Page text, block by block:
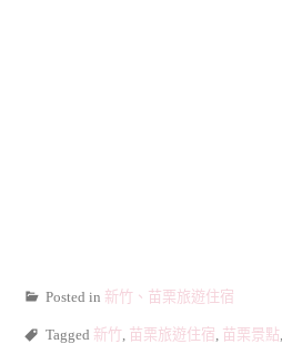
Posted in 新竹、苗栗旅遊住宿
Tagged 新竹 苗栗旅遊住宿 苗栗景點